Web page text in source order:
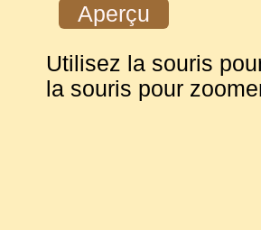
Aperçu
Utilisez la souris
la souris pour